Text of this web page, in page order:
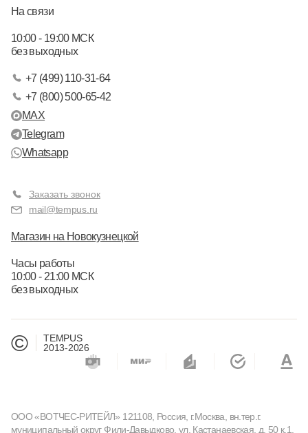
На связи
10:00 - 19:00 МСК
без выходных
+7 (499) 110-31-64
+7 (800) 500-65-42
MAX
Telegram
Whatsapp
Заказать звонок
mail@tempus.ru
Магазин на Новокузнецкой
Часы работы
10:00 - 21:00 МСК
без выходных
©
TEMPUS
2013-2026
ООО «ВОТЧЕС-РИТЕЙЛ» 121108, Россия, г.Москва, вн.тер.г.
муниципальный округ Фили-Давыдково, ул. Кастанаевская, д. 50 к.1,